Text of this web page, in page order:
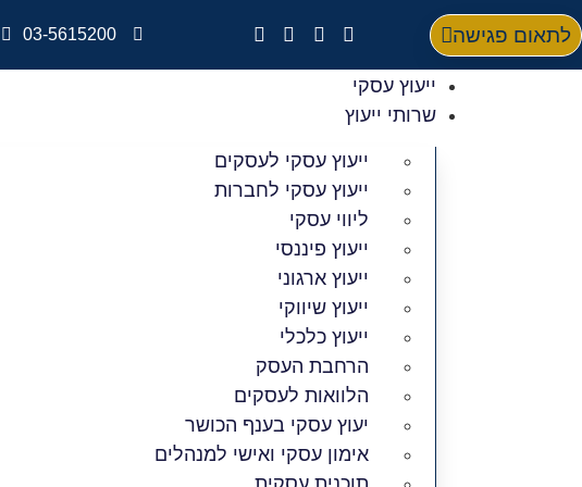
לתאום פגישה 03-5615200
ייעוץ עסקי
שרותי ייעוץ
ייעוץ עסקי לעסקים
ייעוץ עסקי לחברות
ליווי עסקי
ייעוץ פיננסי
ייעוץ ארגוני
ייעוץ שיווקי
ייעוץ כלכלי
הרחבת העסק​
הלוואות לעסקים​
יעוץ עסקי בענף הכושר
אימון עסקי ואישי למנהלים